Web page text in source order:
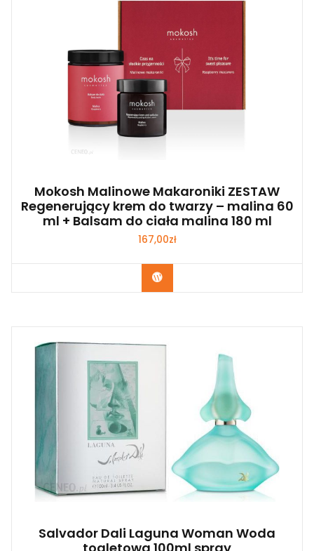
Mokosh Malinowe Makaroniki ZESTAW
Regenerujący krem do twarzy – malina 60
ml + Balsam do ciała malina 180 ml
167,00zł
Zobacz
Salvador Dali Laguna Woman Woda